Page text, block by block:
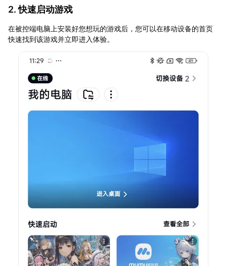
2. 快速启动游戏
在被控端电脑上安装好您想玩的游戏后，您可以在移动设备的首页
快速找到该游戏并立即进入体验。